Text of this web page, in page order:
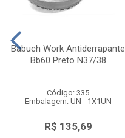
Babuch Work Antiderrapante
Bb60 Preto N37/38
Código: 335
Embalagem: UN - 1X1UN
R$ 135,69